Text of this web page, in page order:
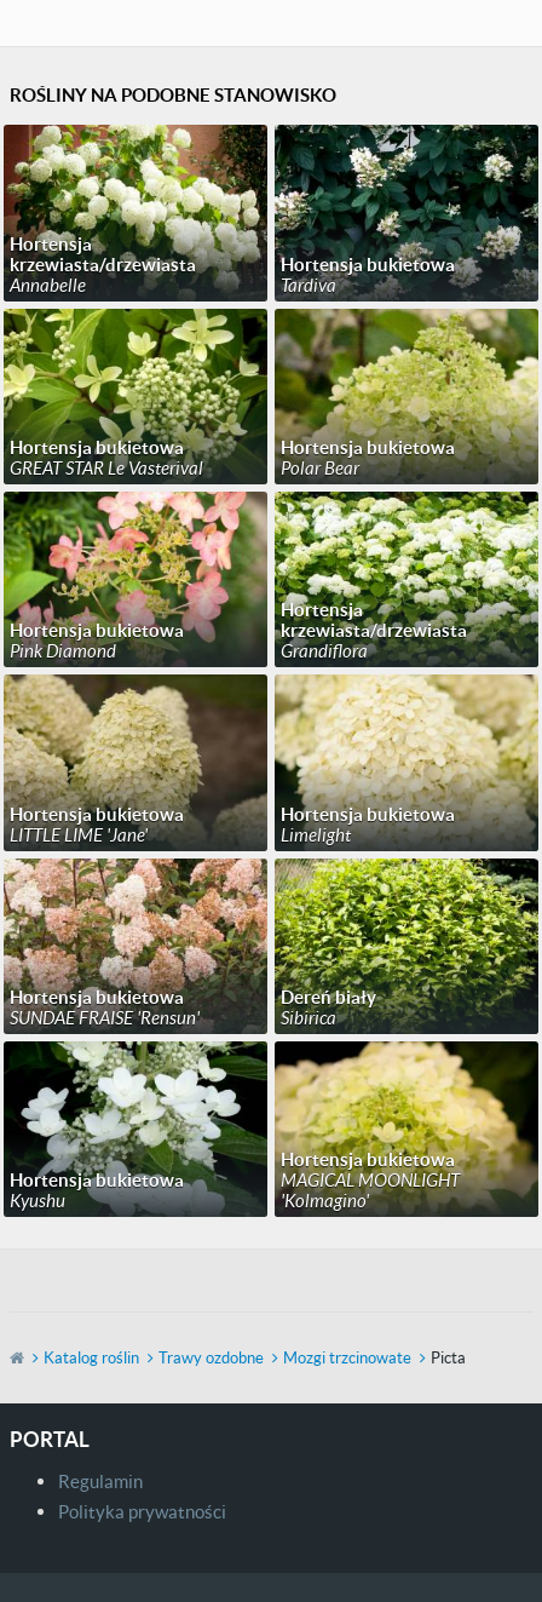
ROŚLINY NA PODOBNE STANOWISKO
Hortensja
krzewiasta/drzewiasta
Annabelle
Hortensja bukietowa
Tardiva
Hortensja bukietowa
GREAT STAR Le Vasterival
Hortensja bukietowa
Polar Bear
Hortensja bukietowa
Pink Diamond
Hortensja
krzewiasta/drzewiasta
Grandiflora
Hortensja bukietowa
LITTLE LIME 'Jane'
Hortensja bukietowa
Limelight
Hortensja bukietowa
SUNDAE FRAISE 'Rensun'
Dereń biały
Sibirica
Hortensja bukietowa
Kyushu
Hortensja bukietowa
MAGICAL MOONLIGHT
'Kolmagino'
Katalog roślin Trawy ozdobne Mozgi trzcinowate Picta
PORTAL
Regulamin
Polityka prywatności